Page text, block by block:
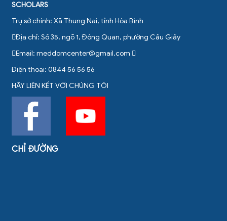
SCHOLARS
Trụ sở chính: Xã Thung Nai, tỉnh Hòa Bình
Địa chỉ: Số 35, ngõ 1, Đông Quan, phường Cầu Giấy
Email: meddomcenter@gmail.com
Điện thoại: 0844 56 56 56
HÃY LIÊN KẾT VỚI CHÚNG TÔI
CHỈ ĐƯỜNG